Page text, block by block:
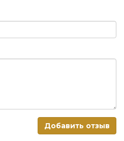
Добавить отзыв